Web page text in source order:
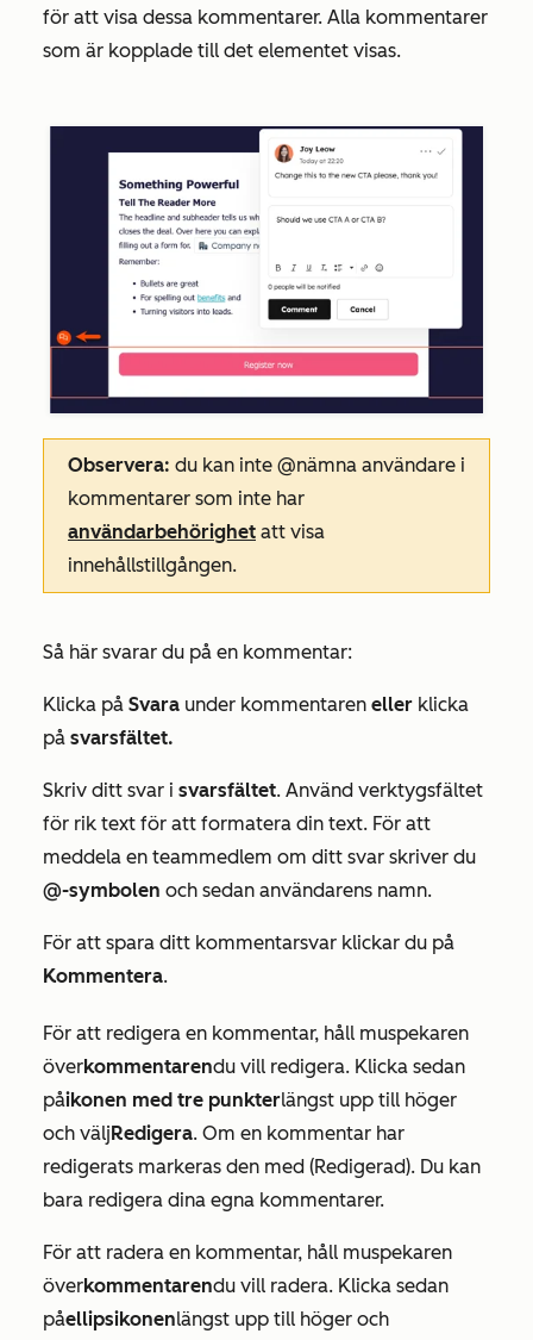
för att visa dessa kommentarer. Alla kommentarer
som är kopplade till det elementet visas.
Observera: du kan inte @nämna användare i
kommentarer som inte har
användarbehörighet att visa
innehållstillgången.
Så här svarar du på en kommentar:
Klicka på Svara under kommentaren eller klicka
på svarsfältet.
Skriv ditt svar i svarsfältet. Använd verktygsfältet
för rik text för att formatera din text. För att
meddela en teammedlem om ditt svar skriver du
@-symbolen och sedan användarens namn.
För att spara ditt kommentarsvar klickar du på
Kommentera.
För att redigera en kommentar, håll muspekaren
överkommentarendu vill redigera. Klicka sedan
påikonen med tre punkterlängst upp till höger
och välj Redigera. Om en kommentar har
redigerats markeras den med (Redigerad). Du kan
bara redigera dina egna kommentarer.
För att radera en kommentar, håll muspekaren
överkommentarendu vill radera. Klicka sedan
påellipsikonenlängst upp till höger och